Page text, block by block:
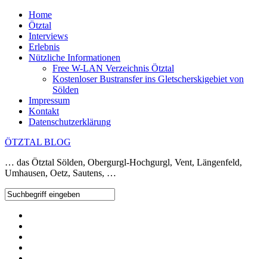
Home
Ötztal
Interviews
Erlebnis
Nützliche Informationen
Free W-LAN Verzeichnis Ötztal
Kostenloser Bustransfer ins Gletscherskigebiet von
Sölden
Impressum
Kontakt
Datenschutzerklärung
ÖTZTAL BLOG
… das Ötztal Sölden, Obergurgl-Hochgurgl, Vent, Längenfeld,
Umhausen, Oetz, Sautens, …